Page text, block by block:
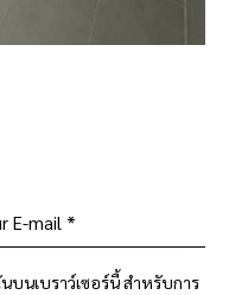
บนเบราว์เซอร์นี้ สำหรับการ